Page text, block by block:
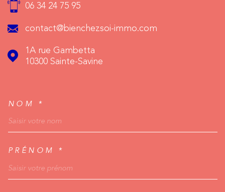
06 34 24 75 95
contact@bienchezsoi-immo.com
1A rue Gambetta
10300 Sainte-Savine
NOM *
PRÉNOM *